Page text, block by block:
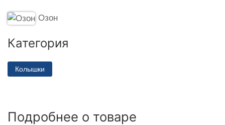
Озон
Категория
Колышки
Подробнее о товаре